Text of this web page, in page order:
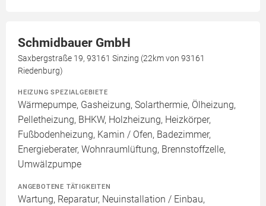
Schmidbauer GmbH
Saxbergstraße 19, 93161 Sinzing (22km von 93161
Riedenburg)
HEIZUNG SPEZIALGEBIETE
Wärmepumpe, Gasheizung, Solarthermie, Ölheizung,
Pelletheizung, BHKW, Holzheizung, Heizkörper,
Fußbodenheizung, Kamin / Ofen, Badezimmer,
Energieberater, Wohnraumlüftung, Brennstoffzelle,
Umwälzpumpe
ANGEBOTENE TÄTIGKEITEN
Wartung, Reparatur, Neuinstallation / Einbau,